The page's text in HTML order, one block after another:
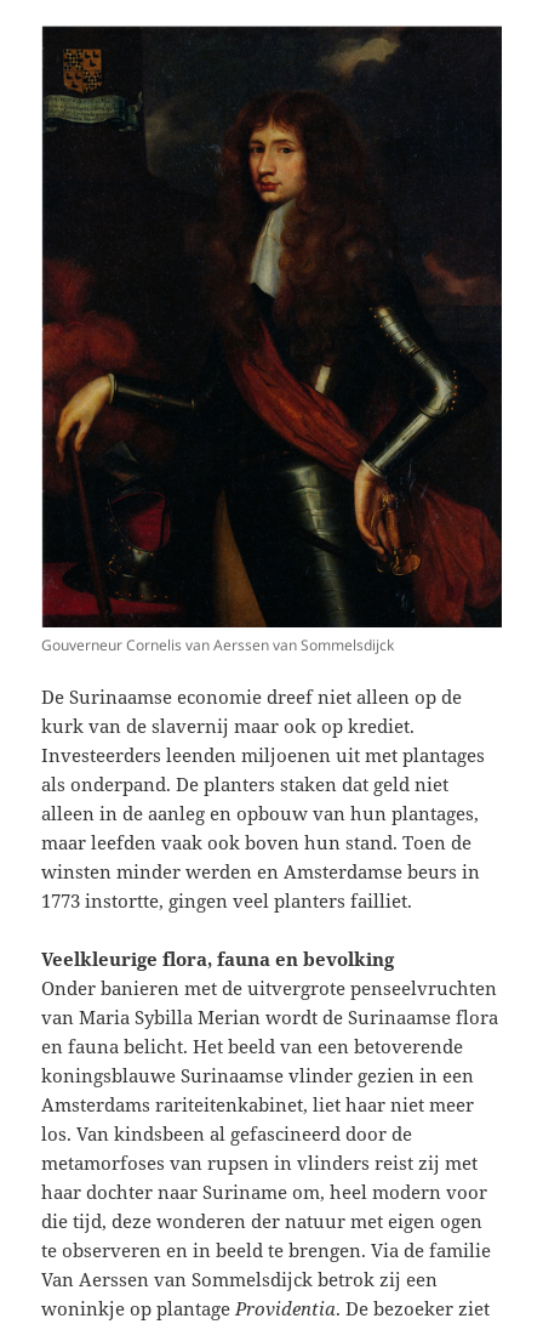
Gouverneur Cornelis van Aerssen van Sommelsdijck
De Surinaamse economie dreef niet alleen op de
kurk van de slavernij maar ook op krediet.
Investeerders leenden miljoenen uit met plantages
als onderpand. De planters staken dat geld niet
alleen in de aanleg en opbouw van hun plantages,
maar leefden vaak ook boven hun stand. Toen de
winsten minder werden en Amsterdamse beurs in
1773 instortte, gingen veel planters failliet.
Veelkleurige flora, fauna en bevolking
Onder banieren met de uitvergrote penseelvruchten
van Maria Sybilla Merian wordt de Surinaamse flora
en fauna belicht. Het beeld van een betoverende
koningsblauwe Surinaamse vlinder gezien in een
Amsterdams rariteitenkabinet, liet haar niet meer
los. Van kindsbeen al gefascineerd door de
metamorfoses van rupsen in vlinders reist zij met
haar dochter naar Suriname om, heel modern voor
die tijd, deze wonderen der natuur met eigen ogen
te observeren en in beeld te brengen. Via de familie
Van Aerssen van Sommelsdijck betrok zij een
woninkje op plantageProvidentia. De bezoeker ziet